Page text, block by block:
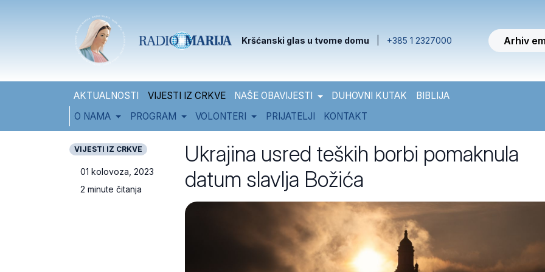
Kršćanski glas u tvome domu +385 1 2327000 Arhiv
AKTUALNOSTI VIJESTI IZ CRKVE NAŠE OBAVIJESTI DUHOVNI KUTAK
BIBLIJA
O NAMA
PROGRAM VOLONTERI PRIJATELJI KONTAKT
VIJESTI IZ CRKVE
01 kolovoza, 2023
2 minute čitanja
Ukrajina usred teških borbi pomaknula
datum slavlja Božića